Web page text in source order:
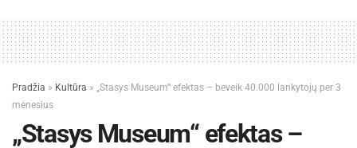
Pradžia » Kultūra » „Stasys Museum“ efektas – beveik 40.000 lankytojų per 3
mėnesius
„Stasys Museum“ efektas –